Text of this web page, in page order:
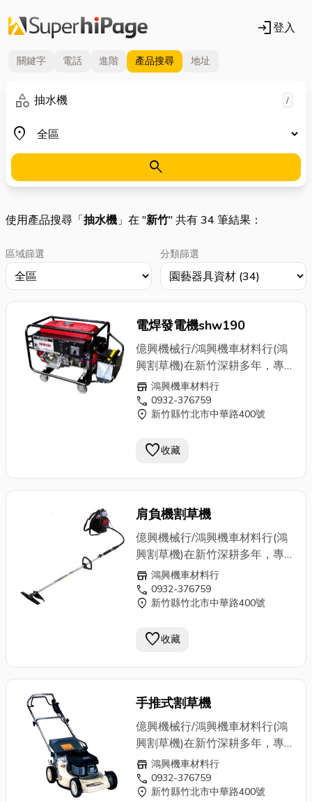
login登入
關鍵字 電話 進階 產品搜尋 地址
category
關鍵字 /
place
地區
search
使用產品搜尋「抽水機」在 "新竹" 共有 34 筆結果：
區域篩選 分類篩選
電焊發電機shw190
億興機械行/鴻興機車材料行(鴻
興割草機)在新竹深耕多年，專
業批發零售農用機械器具設備、
園藝器具設備專用，各式割草
機、發電機、施肥機、抽水機
機、中耕機、引擎、鏈鋸、牧草
農用機械…等，無論新舊買賣或
老師傅，來一趟鴻興，解決您所
有的問題。 ★農用機械器具設
備、園藝器具設備專用，專業批
發零售買賣及維修 ●割草機●發
電機●施肥機●抽水機
震動機●切割機●剪枝機●中耕機
車機●土木建築●農用機械批
發、零售、新舊買賣、專業修理
store 鴻興機車材料行
call 0932-376759
location_on 新竹縣竹北市中華路400號
favorite收藏
肩負機割草機
億興機械行/鴻興機車材料行(鴻
興割草機)在新竹深耕多年，專
業批發零售農用機械器具設備、
園藝器具設備專用，各式割草
機、發電機、施肥機、抽水機
機、中耕機、引擎、鏈鋸、牧草
農用機械…等，無論新舊買賣或
老師傅，來一趟鴻興，解決您所
有的問題。歡迎電洽0932-
376759
store 鴻興機車材料行
call 0932-376759
location_on 新竹縣竹北市中華路400號
favorite收藏
手推式割草機
億興機械行/鴻興機車材料行(鴻
興割草機)在新竹深耕多年，專
業批發零售農用機械器具設備、
園藝器具設備專用，各式割草
機、發電機、施肥機、抽水機
store 鴻興機車材料行
call 0932-376759
location_on 新竹縣竹北市中華路400號